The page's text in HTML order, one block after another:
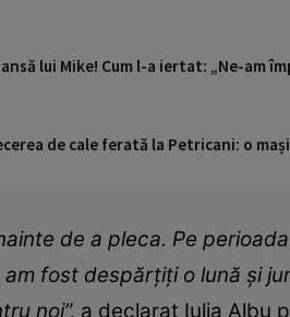
lui Mike! Cum l-a iertat: „Ne-am
de cale ferată la Petricani: o
de a pleca. Pe
fost despărțiți o lună și
noi”, a declarat Iulia Albu